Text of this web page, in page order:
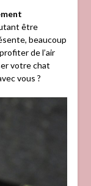
être
beaucoup
de l’air
votre chat
vous ?